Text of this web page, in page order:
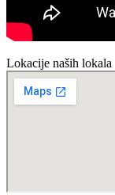
Lokacije naših lokala